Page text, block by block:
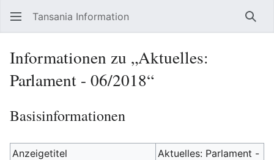
Tansania Information
Informationen zu „Aktuelles:
Parlament - 06/2018“
Basisinformationen
Anzeigetitel
Aktuelles: Parlament -